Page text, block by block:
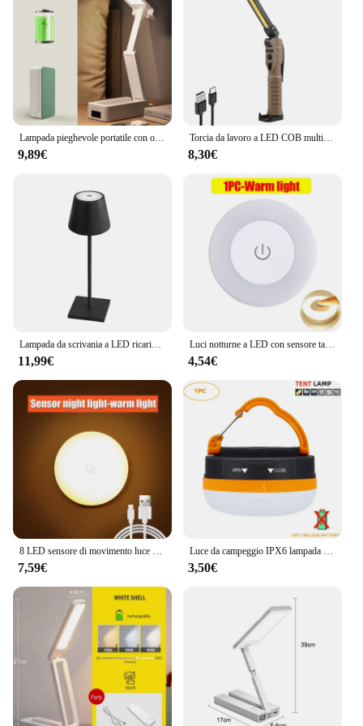
Lampada pieghevole portatile con orologio tipo di ricarica USB pieghevole lampada da tavolo a LED lampada da lettura a LED ricaricabile a risparmio energetico
9,89€
Torcia da lavoro a LED COB multifunzione torcia ricaricabile USB torcia a LED pieghevole per lampada di ispezione di emergenza esterna
8,30€
Lampada da scrivania a LED ricaricabile tramite USB Bar Ristorante Ambiente Lampada da tavolo Studio Ufficio Luce Interruttore tattile 3 temperature di colore dimmerabile
11,99€
Luci notturne a LED con sensore tattile Lampade da parete con base magnetica per armadio da cucina 3 modalità Luci notturne portatili ricaricabili tramite USB
4,54€
8 LED sensore di movimento luce notturna USB ricaricabile Wireless magnetico Led lampada da parete cucina scala armadio luci arredamento camera da letto
7,59€
Luce da campeggio IPX6 lampada da tenda impermeabile lanterna portatile LED Built-in 4800MaH batteria luce notturna telecomando luce di lavoro
3,50€